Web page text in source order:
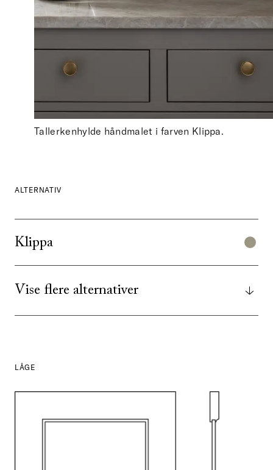
Tallerkenhylde håndmalet i farven Klippa.
ALTERNATIV
Klippa
Vise flere alternativer
LÅGE